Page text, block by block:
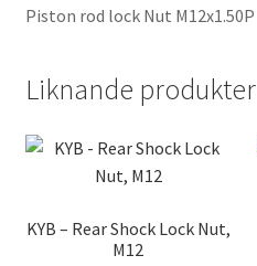
Piston rod lock Nut M12x1.50P
Liknande produkter
KYB – Rear Shock Lock Nut,
M12